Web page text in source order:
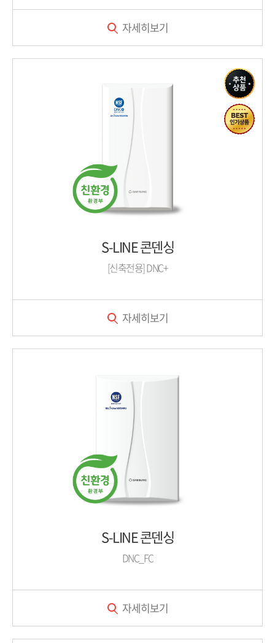
자세히보기
S-LINE 콘덴싱
[신축전용] DNC+
자세히보기
S-LINE 콘덴싱
DNC_FC
자세히보기